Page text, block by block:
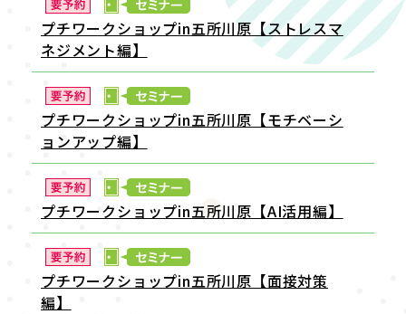
プチワークショップin五所川原【ストレスマ
ネジメント編】
プチワークショップin五所川原【モチベーシ
ョンアップ編】
プチワークショップin五所川原【AI活用編】
プチワークショップin五所川原【面接対策
編】